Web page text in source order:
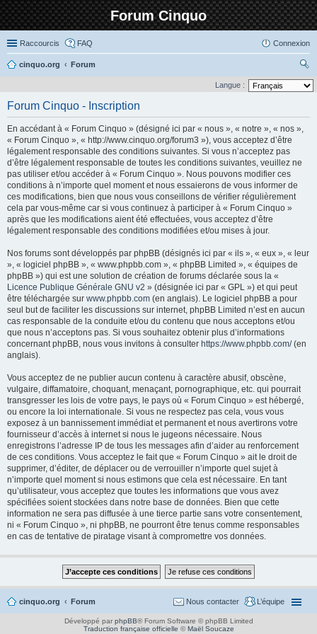
Forum Cinquo
Raccourcis FAQ Connexion
cinquo.org
Forum
ec
ch
er
Langue :
Forum Cinquo - Inscription
En accédant à « Forum Cinquo » (désigné ici par « nous », « notre », « nos »,
« Forum Cinquo », « http://www.cinquo.org/forum3 »), vous acceptez d’être
légalement responsable des conditions suivantes. Si vous n’acceptez pas
d’être légalement responsable de toutes les conditions suivantes, veuillez ne
pas utiliser et/ou accéder à « Forum Cinquo ». Nous pouvons modifier ces
conditions à n’importe quel moment et nous essaierons de vous informer de
ces modifications, bien que nous vous conseillons de vérifier régulièrement
cela par vous-même car si vous continuez à participer à « Forum Cinquo »
après que les modifications aient été effectuées, vous acceptez d’être
légalement responsable des conditions modifiées et/ou mises à jour.
Nos forums sont développés par phpBB (désignés ici par « ils », « eux », « leur
», « logiciel phpBB », « www.phpbb.com », « phpBB Limited », « équipes de
phpBB ») qui est une solution de création de forums déclarée sous la «
Licence Publique Générale GNU v2 » (désignée ici par « GPL ») et qui peut
être téléchargée sur www.phpbb.com (en anglais). Le logiciel phpBB a pour
seul but de faciliter les discussions sur internet, phpBB Limited n’est en aucun
cas responsable de la conduite et/ou du contenu que nous acceptons et/ou
que nous n’acceptons pas. Si vous souhaitez obtenir plus d’informations
concernant phpBB, nous vous invitons à consulter https://www.phpbb.com/(en
anglais).
Vous acceptez de ne publier aucun contenu à caractère abusif, obscène,
vulgaire, diffamatoire, choquant, menaçant, pornographique, etc. qui pourrait
transgresser les lois de votre pays, le pays où « Forum Cinquo » est hébergé,
ou encore la loi internationale. Si vous ne respectez pas cela, vous vous
exposez à un bannissement immédiat et permanent et nous avertirons votre
fournisseur d’accès à internet si nous le jugeons nécessaire. Nous
enregistrons l’adresse IP de tous les messages afin d’aider au renforcement
de ces conditions. Vous acceptez le fait que « Forum Cinquo » ait le droit de
supprimer, d’éditer, de déplacer ou de verrouiller n’importe quel sujet à
n’importe quel moment si nous estimons que cela est nécessaire. En tant
qu’utilisateur, vous acceptez que toutes les informations que vous avez
spécifiées soient stockées dans notre base de données. Bien que cette
information ne sera pas diffusée à une tierce partie sans votre consentement,
ni « Forum Cinquo », ni phpBB, ne pourront être tenus comme responsables
en cas de tentative de piratage visant à compromettre vos données.
cinquo.org Forum L’équipe
Nous contacter
Développé par phpBB® Forum Software © phpBB Limited
Traduction française officielle ©Maël Soucaze